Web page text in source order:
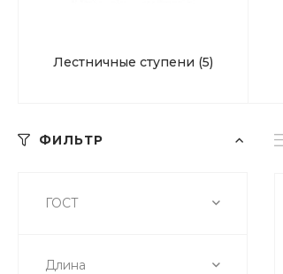
Лестничные ступени (5)
ФИЛЬТР
ГОСТ
Длина